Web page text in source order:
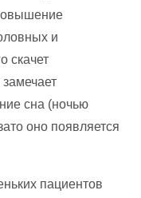
и
скачет
сна (ночью
оно появляется
пациентов